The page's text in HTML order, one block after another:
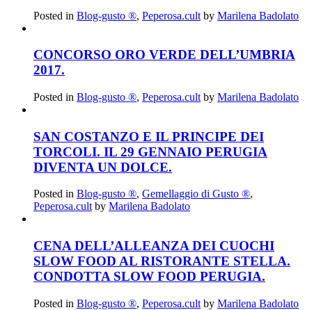
Posted in Blog-gusto ®, Peperosa.cult by Marilena Badolato
CONCORSO ORO VERDE DELL’UMBRIA
2017.
Posted in Blog-gusto ®, Peperosa.cult by Marilena Badolato
SAN COSTANZO E IL PRINCIPE DEI
TORCOLI. IL 29 GENNAIO PERUGIA
DIVENTA UN DOLCE.
Posted in Blog-gusto ®, Gemellaggio di Gusto ®,
Peperosa.cultby Marilena Badolato
CENA DELL’ALLEANZA DEI CUOCHI
SLOW FOOD AL RISTORANTE STELLA.
CONDOTTA SLOW FOOD PERUGIA.
Posted in Blog-gusto ®, Peperosa.cult by Marilena Badolato